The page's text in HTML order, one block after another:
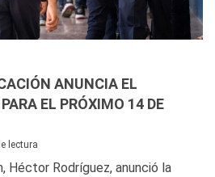
ANUNCIA EL
EL PRÓXIMO 14 DE
lectura
Héctor Rodríguez, anunció la